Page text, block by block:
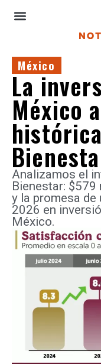
México
La
México
Analizamos el
Bienestar:
y la promesa de
2026 en
México.